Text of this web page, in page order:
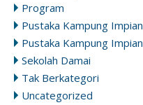
Program
Pustaka Kampung Impian
Pustaka Kampung Impian
Sekolah Damai
Tak Berkategori
Uncategorized